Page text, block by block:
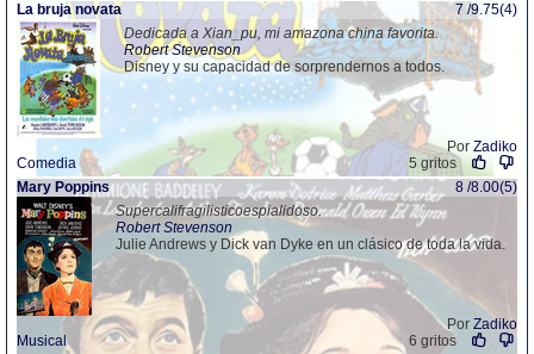
La bruja novata
7 /9.75(4)
Dedicada a Xian_pu, mi amazona china favorita.
Robert Stevenson
Disney y su capacidad de sorprendernos a todos.
Por Zadiko
Comedia
5 gritos
Mary Poppins
8 /8.00(5)
Supercalifragilisticoespialidoso.
Robert Stevenson
Julie Andrews y Dick van Dyke en un clásico de toda la vida.
Por Zadiko
Musical
6 gritos